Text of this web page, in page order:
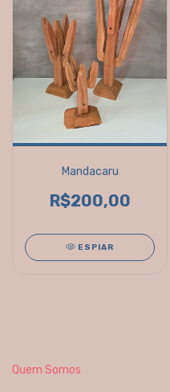
Mandacaru
R$200,00
ESPIAR
Quem Somos